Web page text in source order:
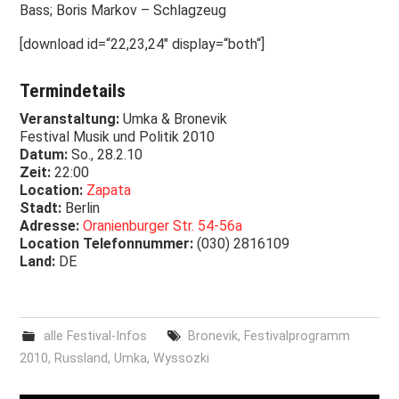
Bass; Boris Markov – Schlagzeug
[download id=“22,23,24″ display=“both“]
Termindetails
Veranstaltung: Umka & Bronevik
Festival Musik und Politik 2010
Datum: So., 28.2.10
Zeit: 22:00
Location: Zapata
Stadt: Berlin
Adresse: Oranienburger Str. 54-56a
Location Telefonnummer: (030) 2816109
Land: DE
alle Festival-Infos Bronevik, Festivalprogramm
2010, Russland,Umka,Wyssozki